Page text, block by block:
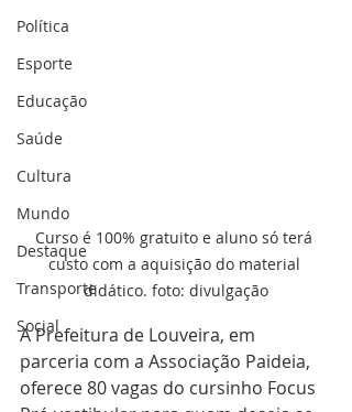
Política
Esporte
Educação
Saúde
Cultura
Mundo
Destaque
Transporte
Social
Curso é 100% gratuito e aluno só terá
custo com a aquisição do material
didático. foto: divulgação
A Prefeitura de Louveira, em
parceria com a Associação Paideia,
oferece 80 vagas do cursinho Focus